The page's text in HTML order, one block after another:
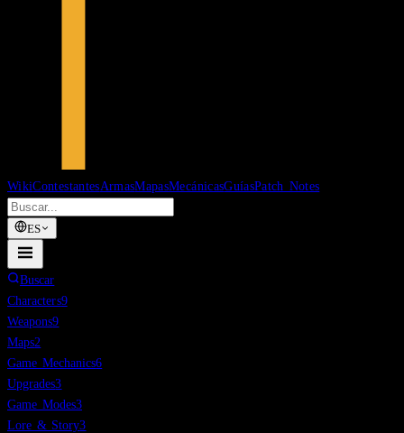
WikiContestantesArmasMapasMecánicasGuíasPatch Notes
ES
Buscar
Characters9
Weapons9
Maps2
Game Mechanics6
Upgrades3
Game Modes3
Lore & Story3